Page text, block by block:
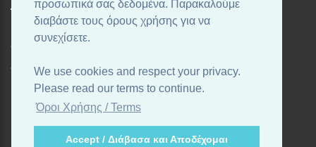
προσωπικά σας δεδομένα. Παρακαλούμε
διαβάστε τους όρους χρήσης για να
συνεχίσετε.
We use cookies and respect your privacy.
Please read our terms to continue.
Όροι Χρήσης / Terms
Accept / Διάβασα και Αποδέχομαι
Ακολουθήστε μας στα αγαπημένα σας Social Media!